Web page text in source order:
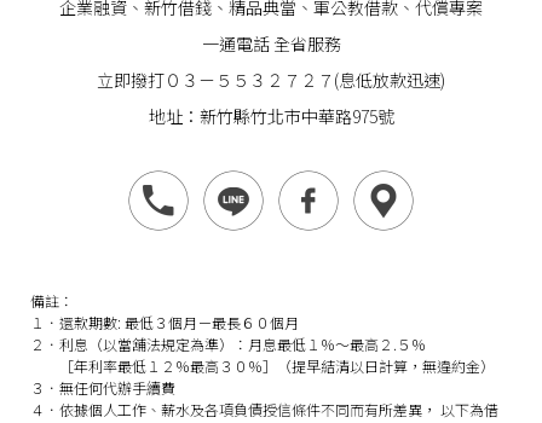
企業融資 、 新竹借錢 、精品典當、軍公教借款、代償專案
一通電話 全省服務
立即撥打０３－５５３２７２７(息低放款迅速)
地址：新竹縣竹北市中華路975號
備註：
１．還款期數: 最低３個月－最長６０個月
２．利息（以當舖法規定為準）：月息最低１％～最高２.５％
［年利率最低１２％最高３０％］（提早結清以日計算，無違約金）
３．無任何代辦手續費
４．依據個人工作、薪水及各項負債授信條件不同而有所差異， 以下為借